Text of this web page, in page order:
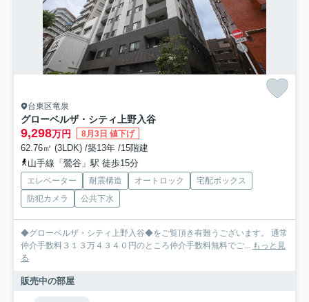
台東区竜泉
グローベルザ・シティ上野入谷
9,298万円 8月3日 値下げ
62.76㎡ (3LDK) /築13年 /15階建
山手線「鶯谷」駅 徒歩15分
エレベーター 耐震構造 オートロック
宅配ボックス
防犯カメラ
公共下水
◆グローベルザ・シティ上野入谷◆をご覧頂き有難うございます。 通常
仲介手数料３１３万４３４０円のところ仲介手数料無料でご... もっと見
る
販売中の部屋